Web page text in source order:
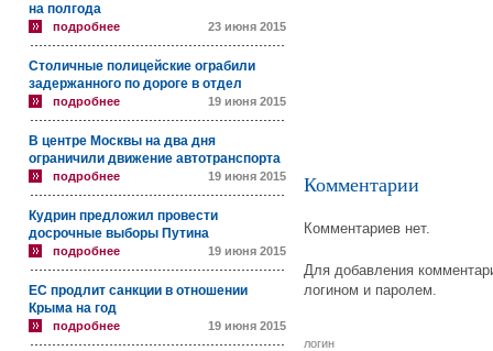
на полгода
подробнее 23 июня 2015
Столичные полицейские ограбили
задержанного по дороге в отдел
подробнее 19 июня 2015
В центре Москвы на два дня
ограничили движение автотранспорта
подробнее 19 июня 2015
Кудрин предложил провести
досрочные выборы Путина
подробнее 19 июня 2015
ЕС продлит санкции в отношении
Крыма на год
подробнее 19 июня 2015
Комментарии
Комментариев нет.
Для добавления
логином и паролем.
логин